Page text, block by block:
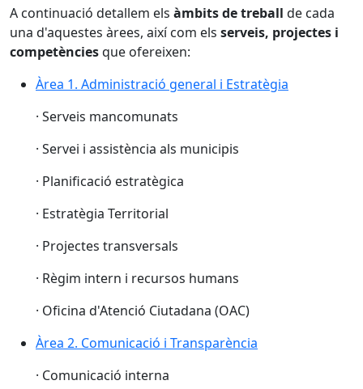
A continuació detallem els àmbits de treball de cada
una d'aquestes àrees, així com els serveis, projectes i
competènciesque ofereixen:
Àrea 1. Administració general i Estratègia
· Serveis mancomunats
· Servei i assistència als municipis
· Planificació estratègica
· Estratègia Territorial
· Projectes transversals
· Règim intern i recursos humans
· Oficina d'Atenció Ciutadana (OAC)
Àrea 2. Comunicació i Transparència
· Comunicació interna